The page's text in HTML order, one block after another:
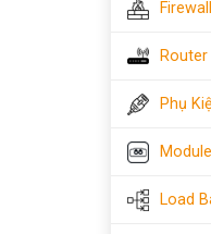
Firewall
Router
Phụ
Load